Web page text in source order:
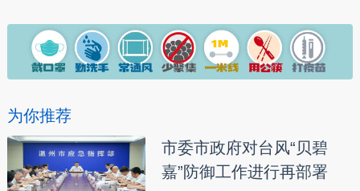
为你推荐
市委市政府对台风“贝碧
嘉”防御工作进行再部署